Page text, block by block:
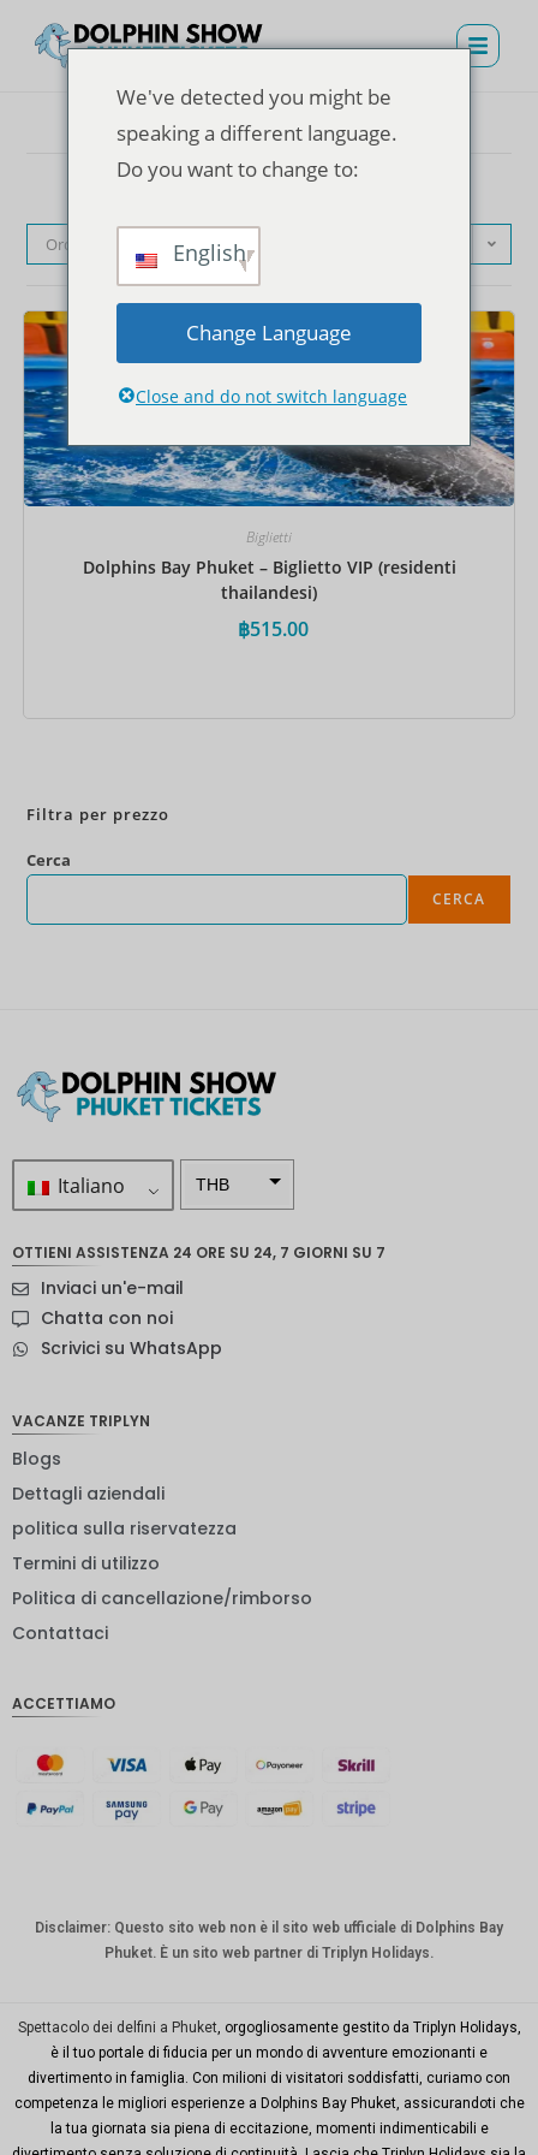
Ordinamento predefinito
Biglietti
Dolphins Bay Phuket – Biglietto VIP (residenti
thailandesi)
฿515.00
Filtra per prezzo
Cerca
CERCA
Italiano THB
neozelan
euro
rupia
indiana
danese
CHF
australia
Città di
New
York
TWD
OTTIENI ASSISTENZA 24 ORE SU 24, 7 GIORNI SU 7
Inviaci un'e-mail
Chatta con noi
Scrivici su WhatsApp
VACANZE TRIPLYN
Blogs
Dettagli aziendali
politica sulla riservatezza
Termini di utilizzo
Politica di cancellazione/rimborso
Contattaci
ACCETTIAMO
Disclaimer: Questo sito web non è il sito web ufficiale di Dolphins Bay
Phuket. È un sito web partner di Triplyn Holidays.
Spettacolo dei delfini a Phuket , orgogliosamente gestito da Triplyn Holidays,
è il tuo portale di fiducia per un mondo di avventure emozionanti e
divertimento in famiglia. Con milioni di visitatori soddisfatti, curiamo con
competenza le migliori esperienze a Dolphins Bay Phuket, assicurandoti che
la tua giornata sia piena di eccitazione, momenti indimenticabili e
We've detected you might be
speaking a different language.
Do you want to change to:
English
Change Language
Close and do not switch language